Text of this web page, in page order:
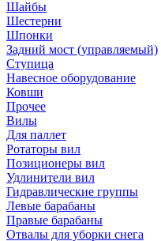
Шайбы
Шестерни
Шпонки
Задний мост (управляемый)
Ступица
Навесное оборудование
Ковши
Прочее
Вилы
Для паллет
Ротаторы вил
Позиционеры вил
Удлинители вил
Гидравлические группы
Левые барабаны
Правые барабаны
Отвалы для уборки снега